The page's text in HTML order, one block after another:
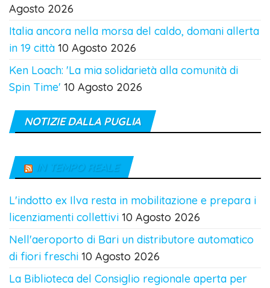
Agosto 2026
Italia ancora nella morsa del caldo, domani allerta
in 19 città 10 Agosto 2026
Ken Loach: 'La mia solidarietà alla comunità di
Spin Time' 10 Agosto 2026
NOTIZIE DALLA PUGLIA
IN TEMPO REALE
L'indotto ex Ilva resta in mobilitazione e prepara i
licenziamenti collettivi 10 Agosto 2026
Nell'aeroporto di Bari un distributore automatico
di fiori freschi 10 Agosto 2026
La Biblioteca del Consiglio regionale aperta per